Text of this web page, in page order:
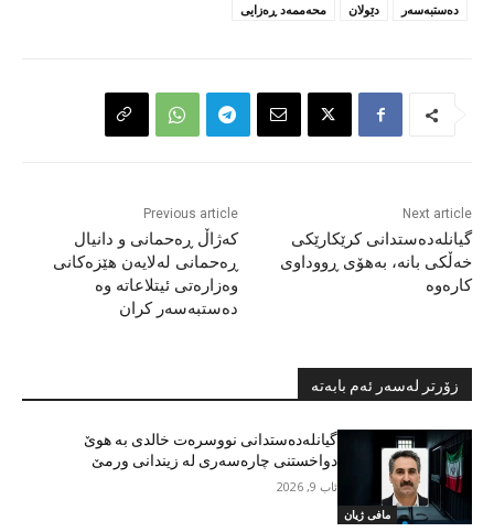
دەستبەسەر
دێولان محەممەد ڕەزایی
Previous article
کەژاڵ ڕەحمانی و دانیال
ڕەحمانی لەلایەن هێزەکانی
وەزارەتی ئیتلاعاتە وه
دەستبەسەر کران
Next article
گیانلەدەستدانی کرێکارێکی
خەڵکی بانە، بەهۆی ڕووداوی
کارەوە
زۆرتر لەسەر ئەم بابەتە
مافی ژیان
گیانلەدەستدانی نووسرەت خالدی بە هوێ
دواخستنی چارەسەری لە زیندانی ورمێ
ئاب 9, 2026